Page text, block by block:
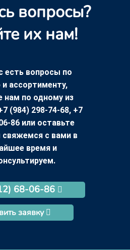
вопросы?
их нам!
есть вопросы по
ассортименту,
нам по одному из
(984) 298-74-68, +7
86 или оставьте
свяжемся с вами в
время и
68-06-86
заявку